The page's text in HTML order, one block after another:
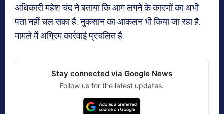
अधिकारी महेश चंद ने बताया कि आग लगने के कारणों का अभी
पता नहीं चल सका है. नुकसान का आकलन भी किया जा रहा है.
मामले में अग्रिम कार्रवाई प्रचलित है.
Stay connected via Google News
Follow us for the latest updates.